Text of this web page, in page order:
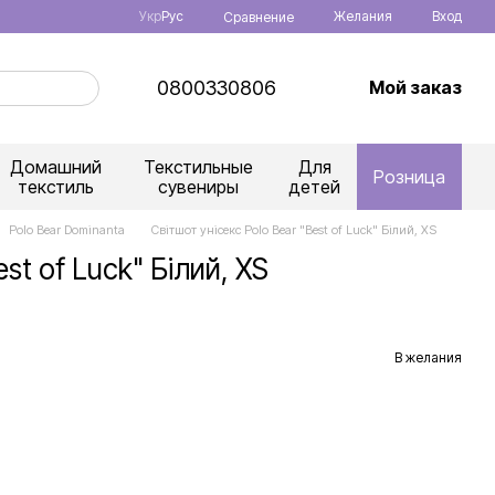
УкрРус Сравнение Желания Вход
0800330806 Мой заказ
Домашний
текстиль
Текстильные
сувениры
Для
детей
Розница
Polo Bear Dominanta Світшот унісекс Polo Bear "Best of Luck" Білий, XS
of Luck" Білий, XS
В желания